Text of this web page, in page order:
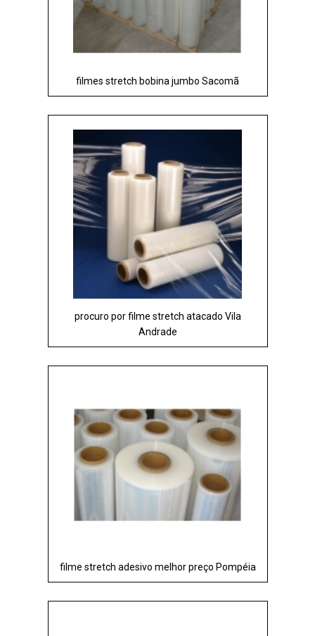
filmes stretch bobina jumbo Sacomã
procuro por filme stretch atacado Vila
Andrade
filme stretch adesivo melhor preço Pompéia